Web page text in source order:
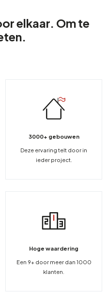
elkaar. Om te
3000+ gebouwen
Deze ervaring telt door in
ieder project.
Hoge waardering
Een 9+ door meer dan 1000
klanten.